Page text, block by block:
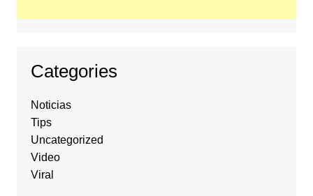
Categories
Noticias
Tips
Uncategorized
Video
Viral